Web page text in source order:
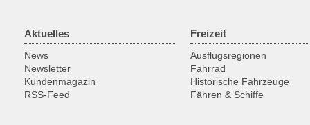
Aktuelles
News
Newsletter
Kundenmagazin
RSS-Feed
Freizeit
Ausflugsregionen
Fahrrad
Historische Fahrzeuge
Fähren & Schiffe